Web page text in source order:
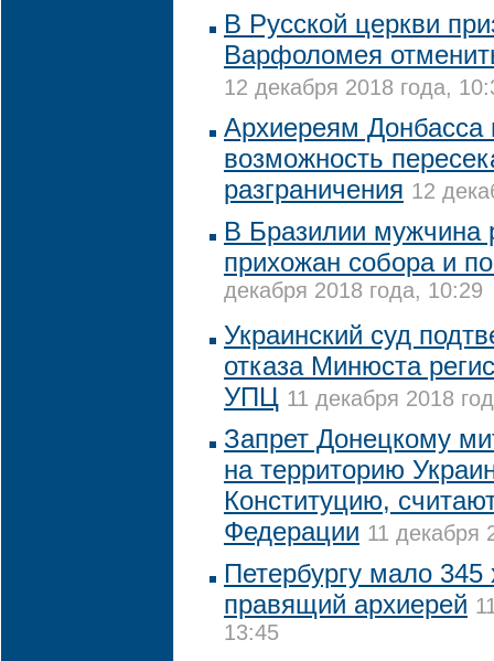
В Русской церкви
Варфоломея
12 декабря 2018 года,
Архиереям Донбасса
возможность
разграничения 12
В Бразилии мужчина
прихожан собора и
декабря 2018 года, 10:29
Украинский суд
отказа Минюста
УПЦ 11 декабря 2018
Запрет Донецкому
на территорию
Конституцию,
Федерации 11 декабря
Петербургу мало 345
правящий архиерей
13:45